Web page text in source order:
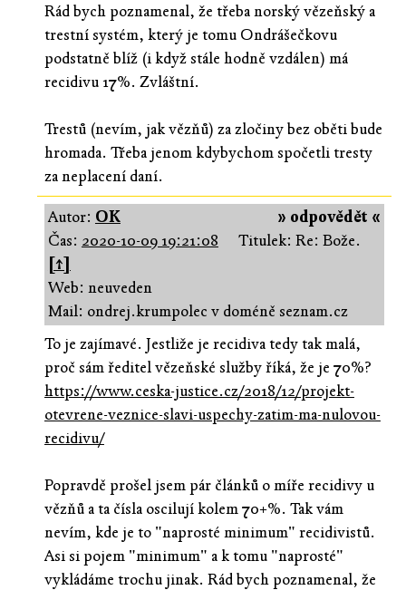
Rád bych poznamenal, že třeba norský vězeňský a
trestní systém, který je tomu Ondrášečkovu
podstatně blíž (i když stále hodně vzdálen) má
recidivu 17%. Zvláštní.
Trestů (nevím, jak vězňů) za zločiny bez oběti bude
hromada. Třeba jenom kdybychom spočetli tresty
za neplacení daní.
» odpovědět «
Autor: OK
Čas: 2020-10-09 19:21:08
Titulek: Re: Bože.
[↑]
Web: neuveden
Mail: ondrej.krumpolec v doméně seznam.cz
To je zajímavé. Jestliže je recidiva tedy tak malá,
proč sám ředitel vězeňské služby říká, že je 70%?
https://www.ceska-justice.cz/2018/12/projekt-
otevrene-veznice-slavi-uspechy-zatim-ma-nulovou-
recidivu/
Popravdě prošel jsem pár článků o míře recidivy u
vězňů a ta čísla oscilují kolem 70+%. Tak vám
nevím, kde je to "naprosté minimum" recidivistů.
Asi si pojem "minimum" a k tomu "naprosté"
vykládáme trochu jinak. Rád bych poznamenal, že